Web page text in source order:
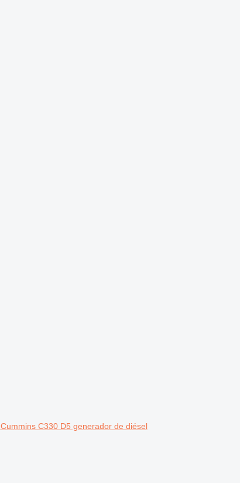
Cummins C330 D5 generador de diésel